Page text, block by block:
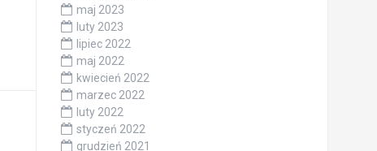
maj 2023
luty 2023
lipiec 2022
maj 2022
kwiecień 2022
marzec 2022
luty 2022
styczeń 2022
grudzień 2021